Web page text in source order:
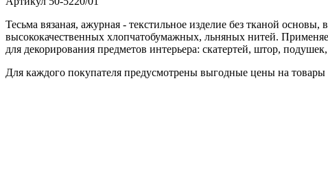
Тесьма вязаная, ажурная - текстильное изделие без тканой
высококачественных хлопчатобумажных, льняных нитей.
для декорирования предметов интерьера: скатертей, штор,
Для каждого покупателя предусмотрены выгодные цены на